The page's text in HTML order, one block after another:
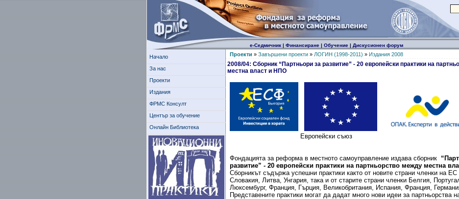
е-Седмичник| Финансиране| Обучение| Дискусионен форум
Начало
За нас
Проекти
Издания
ФРМС Консулт
Център за обучение
Онлайн Библиотека
Проекти » Завършени проекти» ЛОГИН (1998-2011) » Издания 2008
2008/04: Сборник “Партньори за развитие” - 20 европейски практики на
местна власт и НПО
Европейски съюз
Фондацията за реформа в местното самоуправление издава сборник
развитие” - 20 европейски практики на партньорство между местна
Сборникът съдържа успешни практики както от новите страни членки на
Словакия, Литва, Унгария, така и от старите страни членки Белгия,
Люксембург, Франция, Гърция, Великобритания, Испания, Франция,
Представените практики могат да дадат много нови идеи за партньорства